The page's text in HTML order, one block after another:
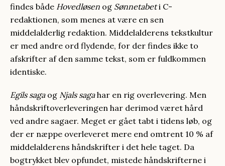
findes både Hovedløsen og Sønnetabeti C-
redaktionen, som menes at være en sen
middelalderlig redaktion. Middelalderens tekstkultur
er med andre ord flydende, for der findes ikke to
afskrifter af den samme tekst, som er fuldkommen
identiske.
Egils sagaog Njals sagahar en rig overlevering. Men
håndskriftoverleveringen har derimod været hård
ved andre sagaer. Meget er gået tabt i tidens løb, og
der er næppe overleveret mere end omtrent 10 % af
middelalderens håndskrifter i det hele taget. Da
bogtrykket blev opfundet, mistede håndskrifterne i